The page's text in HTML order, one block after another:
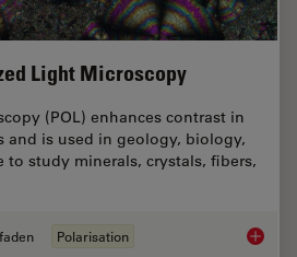
Light Microscopy
(POL) enhances contrast in
and is used in geology, biology,
to study minerals, crystals, fibers,
Polarisation A